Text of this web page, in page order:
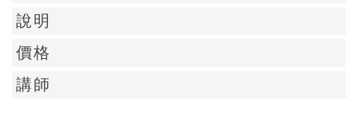
說明
價格
講師